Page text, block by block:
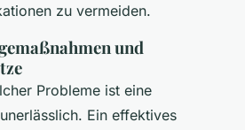
zu vermeiden.
und
Probleme ist eine
Ein effektives